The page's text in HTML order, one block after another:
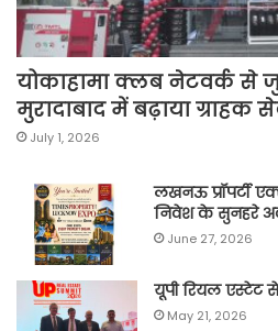
योकाहामा क्लब नेटवर्क से
मुरादाबाद में बढ़ाया ग्राहक
July 1, 2026
लखनऊ प्रॉपर्टी
निवेश के सुनहरे
June 27, 2026
यूपी रियल एस्टेट
May 21, 2026